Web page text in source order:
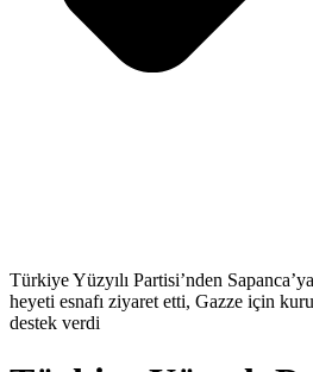
Türkiye Yüzyılı Partisi’nden
heyeti esnafı ziyaret etti, Gazze için
destek verdi